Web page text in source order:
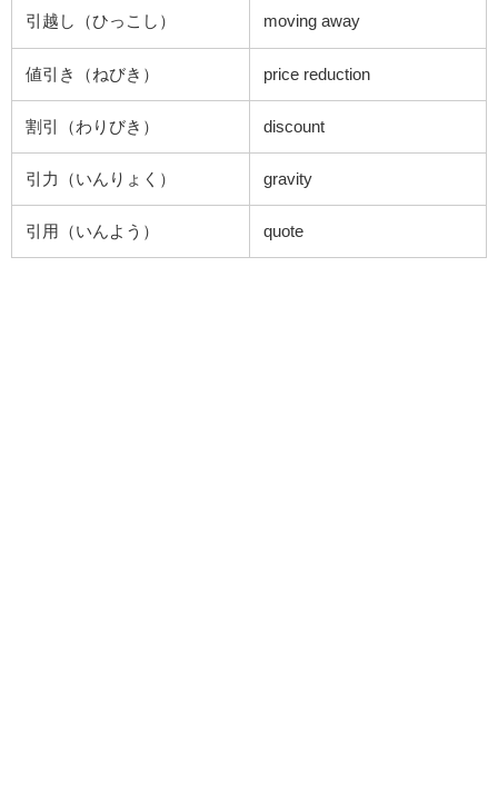
引越し（ひっこし） moving away
値引き（ねびき） price reduction
割引（わりびき） discount
引力（いんりょく） gravity
引用（いんよう） quote